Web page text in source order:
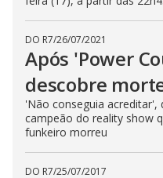
DO R7/26/07/2021
Após 'Power
descobre
'Não conseguia
campeão do reality show
funkeiro morreu
DO R7/25/07/2017